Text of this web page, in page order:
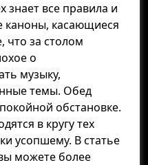
все правила и
каноны, касающиеся
что за столом
о
музыку,
темы. Обед
обстановке.
в кругу тех
усопшему. В статье
можете более